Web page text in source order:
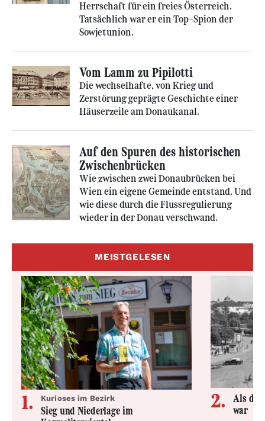
Herrschaft für ein freies Österreich.
Tatsächlich war er ein Top-Spion der
Sowjetunion.
Vom Lamm zu Pipilotti
Die wechselhafte, von Krieg und
Zerstörung geprägte Geschichte einer
Häuserzeile am Donaukanal.
Auf den Spuren des historischen
Zwischenbrücken
Wie zwischen zwei Donaubrücken bei
Wien ein eigene Gemeinde entstand. Und
wie diese durch die Flussregulierung
wieder in der Donau verschwand.
MEISTGELESEN
Kurioses im Bezirk
Sieg und Niederlage im
Als der
war